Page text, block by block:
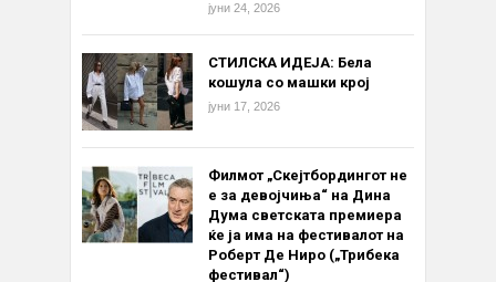
јуни 24, 2026
СТИЛСКА ИДЕЈА: Бела
кошула со машки крој
јуни 17, 2026
Филмот „Скејтбордингот не
е за девојчиња“ на Дина
Дума светската премиера
ќе ја има на фестивалот на
Роберт Де Ниро („Трибека
фестивал“)